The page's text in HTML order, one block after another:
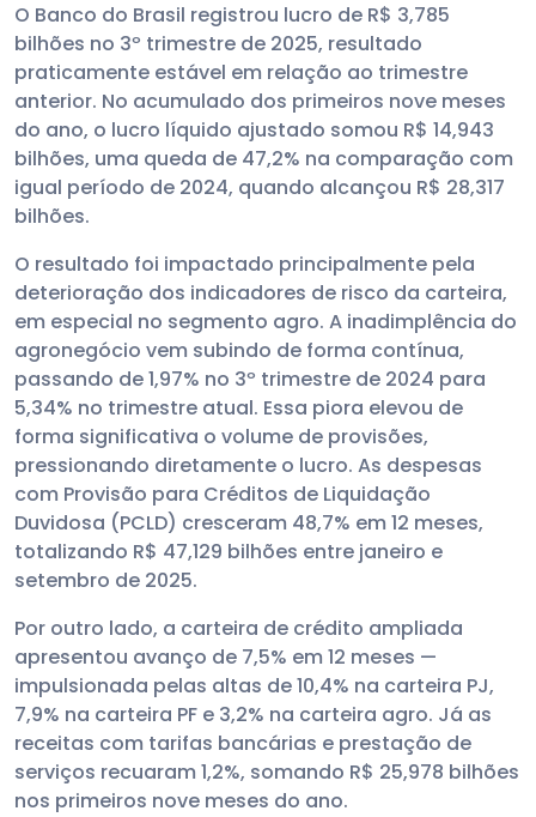
O Banco do Brasil registrou lucro de R$ 3,785
bilhões no 3º trimestre de 2025, resultado
praticamente estável em relação ao trimestre
anterior. No acumulado dos primeiros nove meses
do ano, o lucro líquido ajustado somou R$ 14,943
bilhões, uma queda de 47,2% na comparação com
igual período de 2024, quando alcançou R$ 28,317
bilhões.
O resultado foi impactado principalmente pela
deterioração dos indicadores de risco da carteira,
em especial no segmento agro. A inadimplência do
agronegócio vem subindo de forma contínua,
passando de 1,97% no 3º trimestre de 2024 para
5,34% no trimestre atual. Essa piora elevou de
forma significativa o volume de provisões,
pressionando diretamente o lucro. As despesas
com Provisão para Créditos de Liquidação
Duvidosa (PCLD) cresceram 48,7% em 12 meses,
totalizando R$ 47,129 bilhões entre janeiro e
setembro de 2025.
Por outro lado, a carteira de crédito ampliada
apresentou avanço de 7,5% em 12 meses —
impulsionada pelas altas de 10,4% na carteira PJ,
7,9% na carteira PF e 3,2% na carteira agro. Já as
receitas com tarifas bancárias e prestação de
serviços recuaram 1,2%, somando R$ 25,978 bilhões
nos primeiros nove meses do ano.